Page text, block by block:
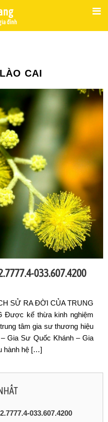
đình
CAI
033.607.4200
SỬ RA ĐỜI CỦA TRUNG
Được kế thừa kinh nghiệm
tâm gia sư thương hiệu
Gia Sư Quốc Khánh – Gia
hành hệ […]
033.607.4200